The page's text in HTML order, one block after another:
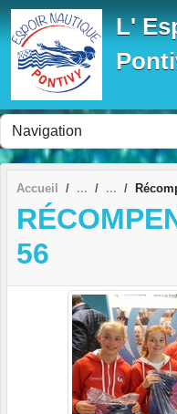
L'
Accueil
56
Panneau de gestion des